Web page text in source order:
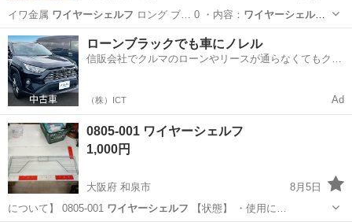
イワ金属 ワイヤーシェルフ ロング ブ… 0 ・内容： ワイヤーシェルフ
取付ユニ…
東京 世田谷区 桜上水駅 その他
ローンブラックでも車にノレル
信販会社でクルマのローンやリースが通らなくてもクル
（株）ICT Ad
0805-001 ワイヤーシェルフ
1,000円
大阪府 和泉市
8月5日
について】 0805-001 ワイヤーシェルフ 【状態】 ・使用に…